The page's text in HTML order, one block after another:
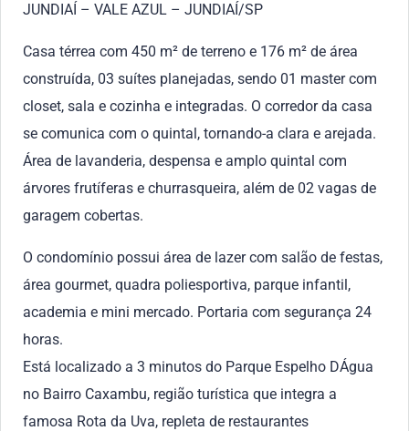
JUNDIAÍ – VALE AZUL – JUNDIAÍ/SP
Casa térrea com 450 m² de terreno e 176 m² de área
construída, 03 suítes planejadas, sendo 01 master com
closet, sala e cozinha e integradas. O corredor da casa
se comunica com o quintal, tornando-a clara e arejada.
Área de lavanderia, despensa e amplo quintal com
árvores frutíferas e churrasqueira, além de 02 vagas de
garagem cobertas.
O condomínio possui área de lazer com salão de festas,
área gourmet, quadra poliesportiva, parque infantil,
academia e mini mercado. Portaria com segurança 24
horas.
Está localizado a 3 minutos do Parque Espelho DÁgua
no Bairro Caxambu, região turística que integra a
famosa Rota da Uva, repleta de restaurantes